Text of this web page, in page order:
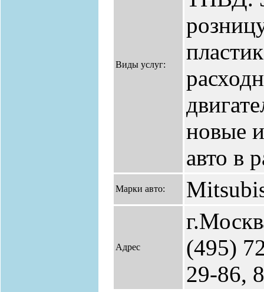
Виды услуг:
новые
авто в
Марки авто:
Адрес
(495)
29-86,